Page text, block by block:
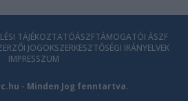
TÁJÉKOZTATÓÁSZFTÁMOGATÓI ÁSZF
JOGOKSZERKESZTŐSÉGI IRÁNYELVEK
IMPRESSZUM
- Minden Jog fenntartva.